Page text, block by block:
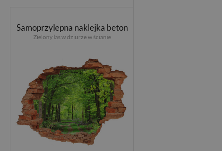
Samoprzylepna naklejka beton
Zielony las w dziurze w ścianie